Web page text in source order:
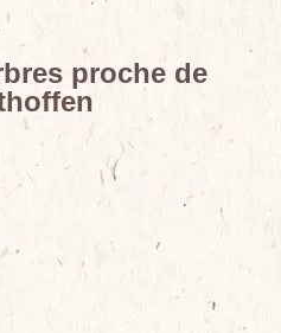
proche de